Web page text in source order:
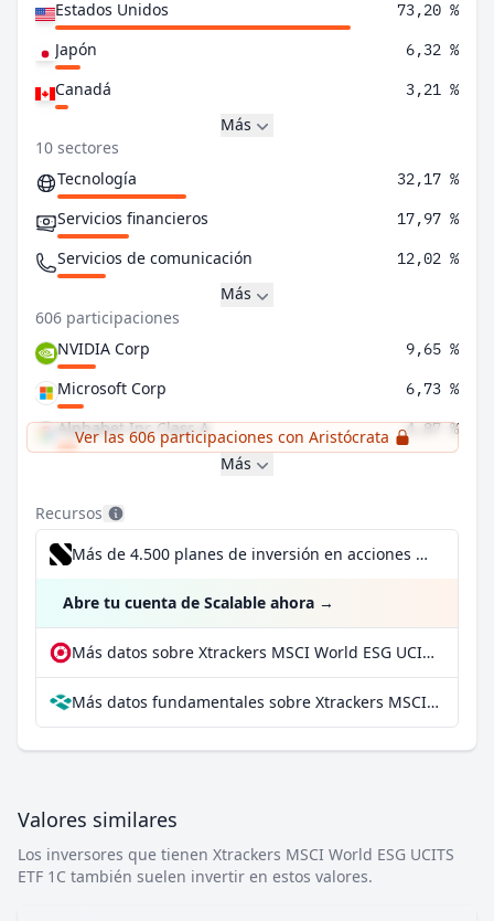
Estados Unidos
73,20 %
Japón 6,32 %
Canadá 3,21 %
Más
10 sectores
Tecnología
32,17 %
Servicios financieros 17,97 %
Servicios de comunicación 12,02 %
Más
606 participaciones
NVIDIA Corp
9,65 %
Microsoft Corp 6,73 %
Alphabet Inc Class A 4,87 %
Ver las 606 participaciones con Aristócrata
Más
Recursos
Más de 4.500 planes de inversión en acciones desde 1 €
Abre tu cuenta de Scalable ahora →
Más datos sobre Xtrackers MSCI World ESG UCITS ETF 1C en extraETF
Más datos fundamentales sobre Xtrackers MSCI World ESG UCITS ETF 1C en Parqet
Valores similares
Los inversores que tienen Xtrackers MSCI World ESG UCITS
ETF 1C también suelen invertir en estos valores.